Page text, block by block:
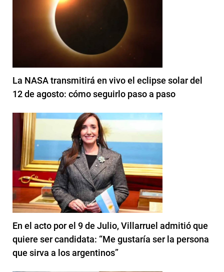
La NASA transmitirá en vivo el eclipse solar del
12 de agosto: cómo seguirlo paso a paso
En el acto por el 9 de Julio, Villarruel admitió que
quiere ser candidata: “Me gustaría ser la persona
que sirva a los argentinos”